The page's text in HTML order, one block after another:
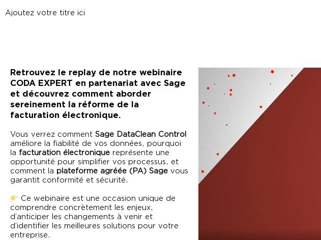
Ajoutez votre titre ici
Retrouvez le replay de notre webinaire
CODA EXPERT en partenariat avec Sage
et découvrez comment aborder
sereinement la réforme de la
facturation électronique.
Vous verrez comment Sage DataClean Control
améliore la fiabilité de vos données, pourquoi
la facturation électronique représente une
opportunité pour simplifier vos processus, et
comment la plateforme agréée (PA) Sage vous
garantit conformité et sécurité.
Ce webinaire est une occasion unique de
comprendre concrètement les enjeux,
d’anticiper les changements à venir et
d’identifier les meilleures solutions pour votre
entreprise.